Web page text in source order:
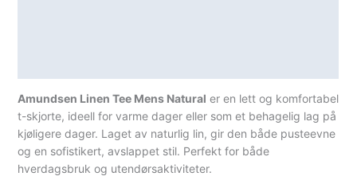
Amundsen Linen Tee Mens Natural er en lett og komfortabel
t-skjorte, ideell for varme dager eller som et behagelig lag på
kjøligere dager. Laget av naturlig lin, gir den både pusteevne
og en sofistikert, avslappet stil. Perfekt for både
hverdagsbruk og utendørsaktiviteter.